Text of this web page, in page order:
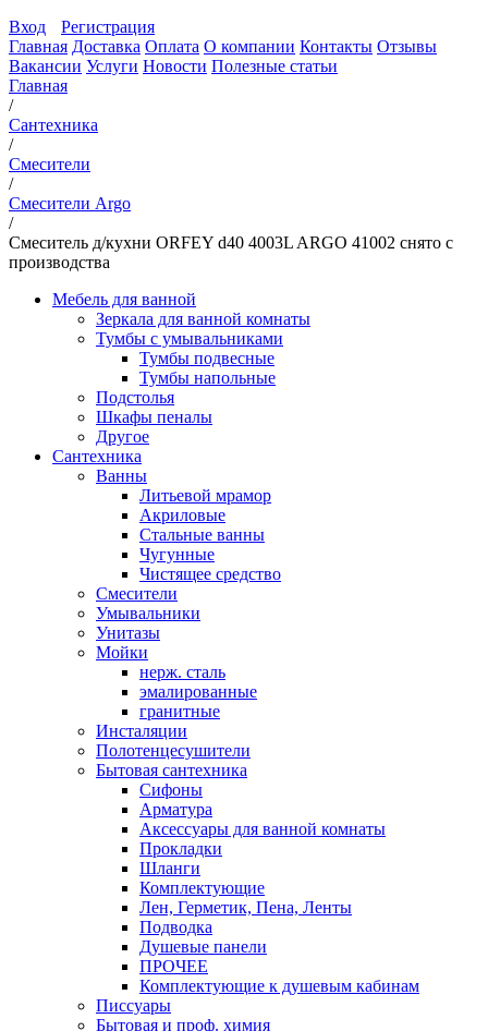
Вход
Регистрация
Главная Доставка Оплата О компании Контакты Отзывы
Вакансии Услуги Новости Полезные статьи
Главная
/
Сантехника
/
Смесители
/
Смесители Argo
/
Смеситель д/кухни ORFEY d40 4003L ARGO 41002 снято с
производства
Мебель для ванной
Зеркала для ванной комнаты
Тумбы с умывальниками
Тумбы подвесные
Тумбы напольные
Подстолья
Шкафы пеналы
Другое
Сантехника
Ванны
Литьевой мрамор
Акриловые
Стальные ванны
Чугунные
Чистящее средство
Смесители
Умывальники
Унитазы
Мойки
нерж. сталь
эмалированные
гранитные
Инсталяции
Полотенцесушители
Бытовая сантехника
Сифоны
Арматура
Аксессуары для ванной комнаты
Прокладки
Шланги
Комплектующие
Лен, Герметик, Пена, Ленты
Подводка
Душевые панели
ПРОЧЕЕ
Комплектующие к душевым кабинам
Писсуары
Бытовая и проф. химия